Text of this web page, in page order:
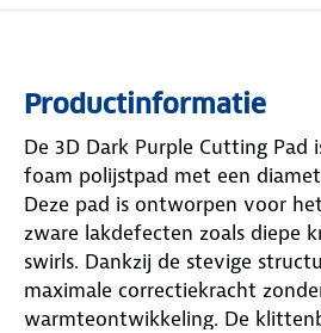
Productinformatie
De 3D Dark Purple Cutting Pad
foam polijstpad met een
Deze pad is ontworpen voor
zware lakdefecten zoals diepe
swirls. Dankzij de stevige
maximale correctiekracht
warmteontwikkeling. De